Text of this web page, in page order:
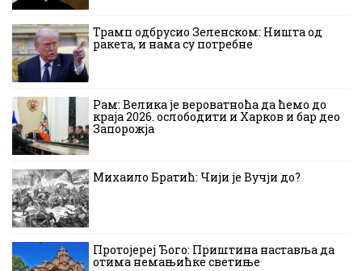
Трамп одбрусио Зеленском: Ништа од
ракета, и нама су потребне
Рам: Велика је вероватноћа да ћемо до
краја 2026. ослободити и Харков и бар део
Запорожја
Михаило Братић: Чији је Вучји до?
Протојереј Ђого: Приштина наставља да
отима немањићке светиње